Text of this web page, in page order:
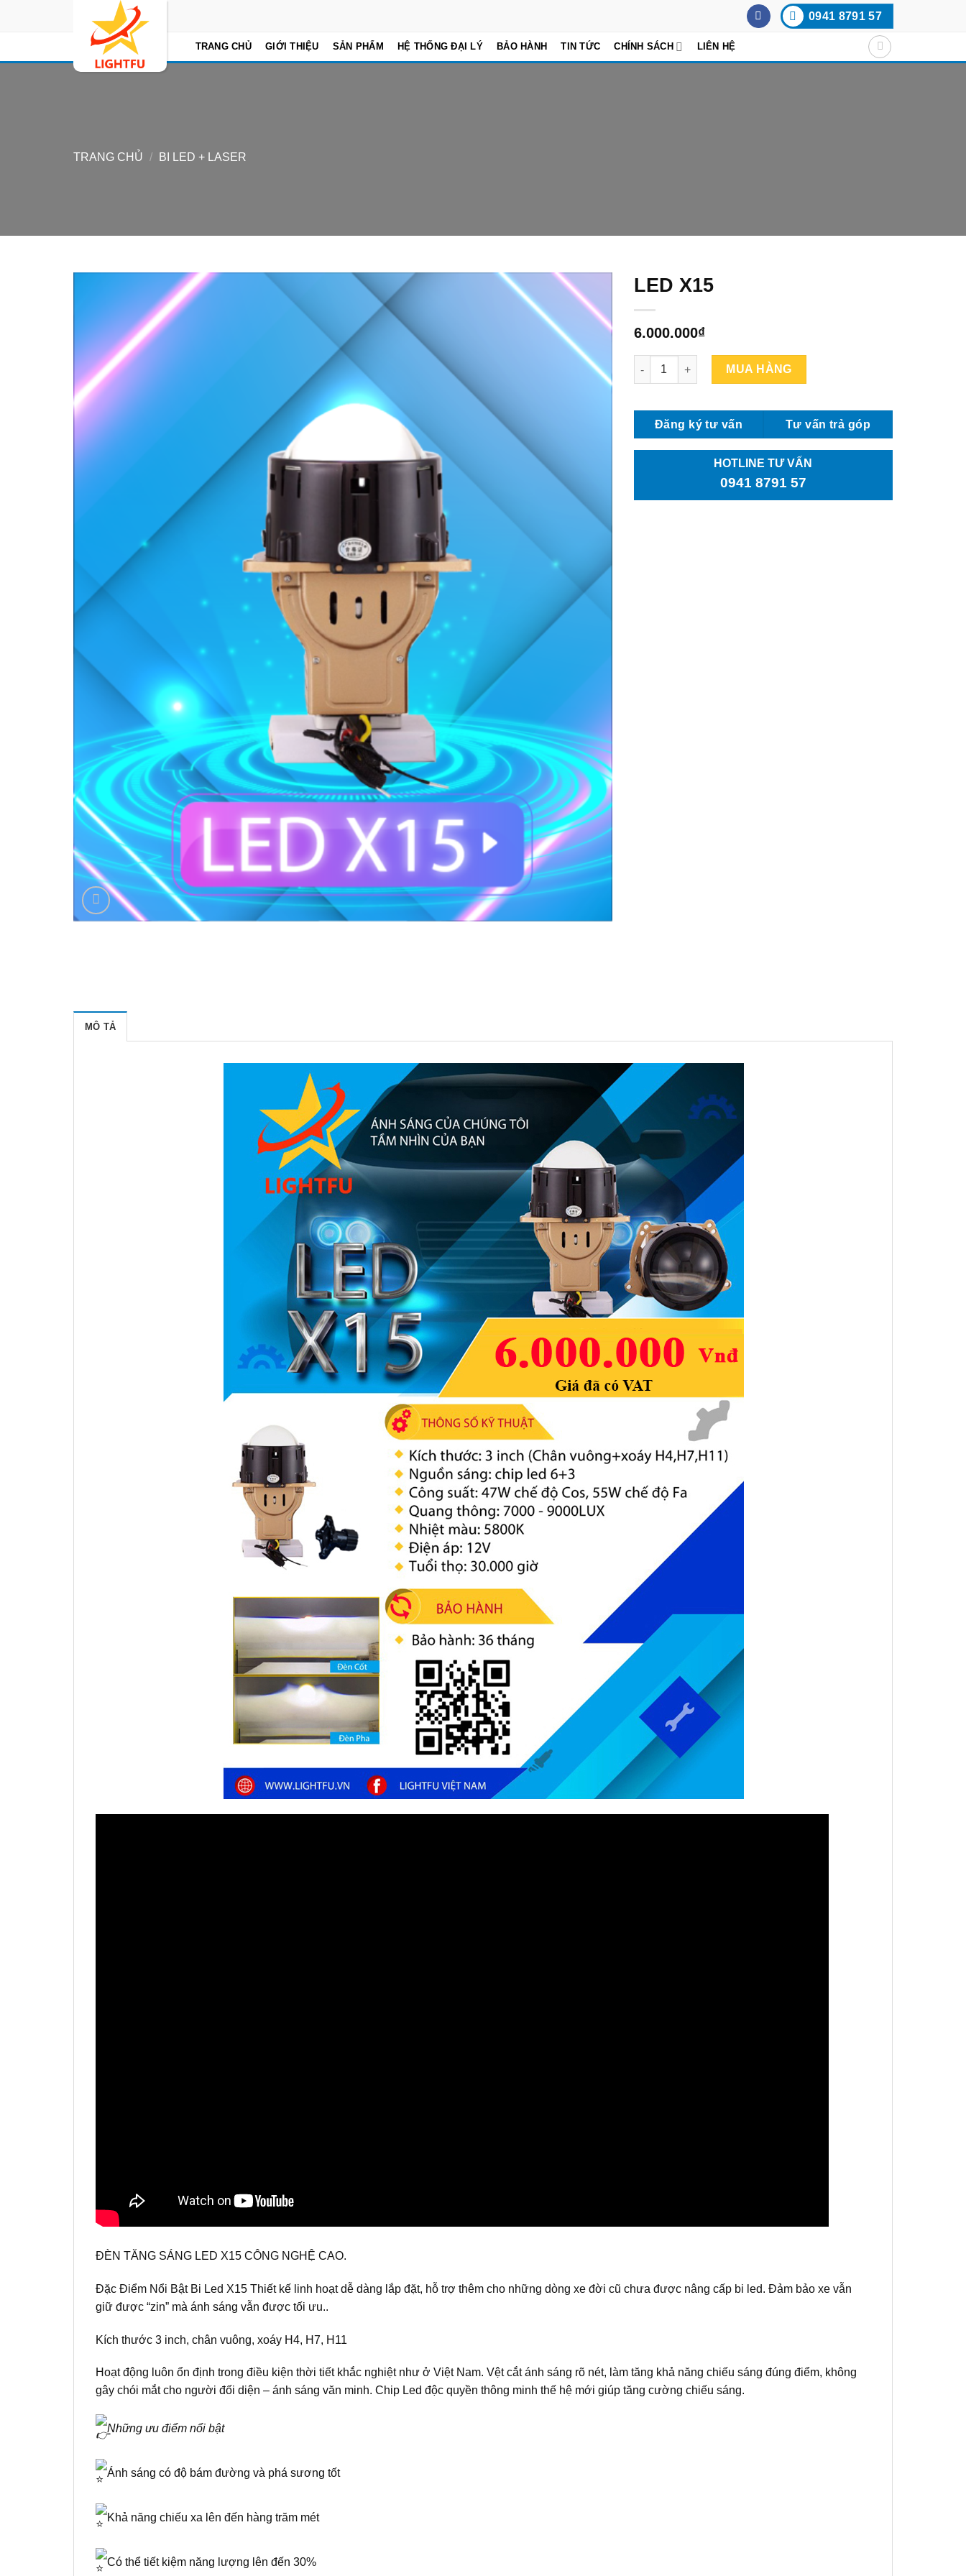
0941 8791 57
TRANG CHỦ GIỚI THIỆU SẢN PHẨM HỆ THỐNG ĐẠI LÝ BẢO HÀNH TIN TỨC CHÍNH SÁCH LIÊN HỆ
TRANG CHỦ / BI LED + LASER
Add to
wishlist
LED X15
6.000.000₫
LED X15 số lượng MUA HÀNG
Đăng ký tư vấn Tư vấn trả góp
HOTLINE TƯ VẤN
0941 8791 57
MÔ TẢ
ĐÈN TĂNG SÁNG LED X15 CÔNG NGHỆ CAO.
Đặc Điểm Nổi Bật Bi Led X15 Thiết kế linh hoạt dễ dàng lắp đặt, hỗ trợ thêm cho những dòng xe đời cũ chưa được nâng cấp bi led. Đảm bảo xe vẫn
giữ được “zin” mà ánh sáng vẫn được tối ưu..
Kích thước 3 inch, chân vuông, xoáy H4, H7, H11
Hoạt động luôn ổn định trong điều kiện thời tiết khắc nghiệt như ở Việt Nam. Vệt cắt ánh sáng rõ nét, làm tăng khả năng chiếu sáng đúng điểm, không
gây chói mắt cho người đối diện – ánh sáng văn minh. Chip Led độc quyền thông minh thế hệ mới giúp tăng cường chiếu sáng.
Những ưu điểm nổi bật
Ánh sáng có độ bám đường và phá sương tốt
Khả năng chiếu xa lên đến hàng trăm mét
Có thể tiết kiệm năng lượng lên đến 30%